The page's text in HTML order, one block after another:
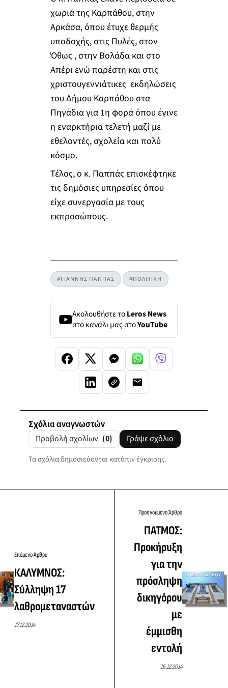
χωριά της Καρπάθου, στην
Αρκάσα, όπου έτυχε θερμής
υποδοχής, στις Πυλές, στον
Όθως , στην Βολάδα και στο
Απέρι ενώ παρέστη και στις
χριστουγεννιάτικες εκδηλώσεις
του Δήμου Καρπάθου στα
Πηγάδια για 1η φορά όπου έγινε
η εναρκτήρια τελετή μαζί με
εθελοντές, σχολεία και πολύ
κόσμο.
Τέλος, ο κ. Παππάς επισκέφτηκε
τις δημόσιες υπηρεσίες όπου
είχε συνεργασία με τους
εκπροσώπους.
#ΓΙΑΝΝΗΣ ΠΑΠΠΑΣ #ΠΟΛΙΤΙΚΗ
Ακολουθήστε τοLeros News
στο κανάλι μας στοYouTube
Σχόλια αναγνωστών
Προβολή σχολίων (0) Γράψε σχόλιο
Τα σχόλια δημοσιεύονται κατόπιν έγκρισης.
Επόμενο Άρθρο
ΚΑΛΥΜΝΟΣ:
Σύλληψη 17
λαθρομεταναστών
17.12.2014
Προηγούμενο Άρθρο
ΠΑΤΜΟΣ:
Προκήρυξη
για την
πρόσληψη
δικηγόρου
με
έμμισθη
εντολή
16.12.2014